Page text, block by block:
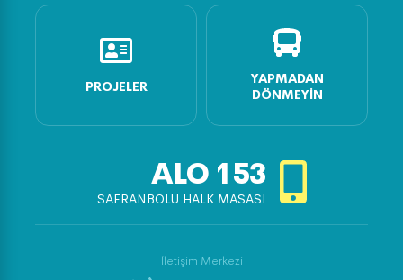
PROJELER
YAPMADAN
DÖNMEYIN
ALO 153
SAFRANBOLU HALK MASASI
İletişim Merkezi